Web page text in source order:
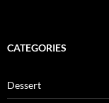
CATEGORIES
Dessert